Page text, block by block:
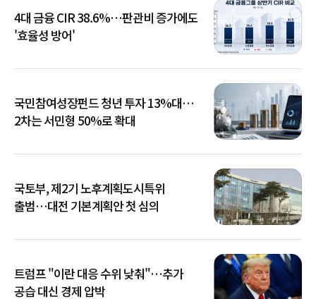
4대 금융 CIR 38.6%…판관비 증가에도
'효율성 방어'
국민참여성장펀드 청년 투자 13%대…
2차는 서민형 50%로 확대
국토부, 제2기 노후계획도시특위
출범…대전 기본계획안 첫 심의
트럼프 "이란 대응 수위 낮춰"…추가
공습 대신 경제 압박